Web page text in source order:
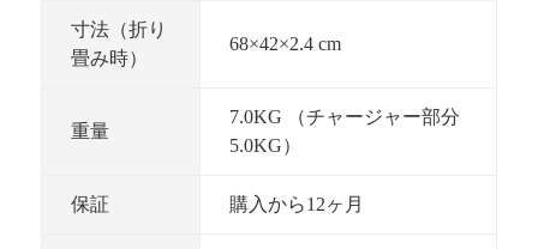
寸法（折り
畳み時）
68×42×2.4 cm
重量
7.0KG （チャージャー部分
5.0KG）
保証 購入から12ヶ月